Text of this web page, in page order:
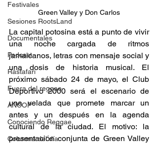
Festivales
Sesiones RootsLand
Documentales
Podcast
Rastafari
Fuera del reggae
ANCOP
Conociendo Reggae
Columna del día
Green Valley y Don Carlos
La capital potosina está a punto de vivir
una noche cargada de ritmos
jamaicanos, letras con mensaje social y
una dosis de historia musical. El
próximo sábado 24 de mayo, el Club
Deportivo 2000 será el escenario de
una velada que promete marcar un
antes y un después en la agenda
cultural de la ciudad. El motivo: la
presentación conjunta de Green Valley